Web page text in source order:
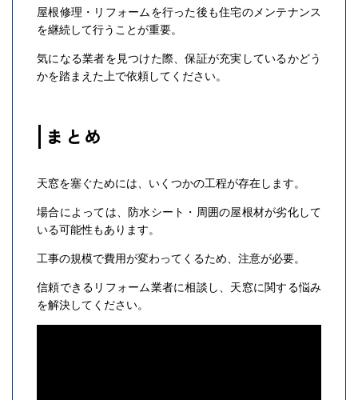
屋根修理・リフォームを行った後も住宅のメンテナンス
を継続して行うことが重要。
気になる業者を見つけた際、保証が充実しているかどう
かを踏まえた上で依頼してください。
まとめ
天窓を塞ぐためには、いくつかの工程が存在します。
場合によっては、防水シート・周囲の屋根材が劣化して
いる可能性もあります。
工事の規模で費用が変わってくるため、注意が必要。
信頼できるリフォーム業者に相談し、天窓に関する悩み
を解決してください。